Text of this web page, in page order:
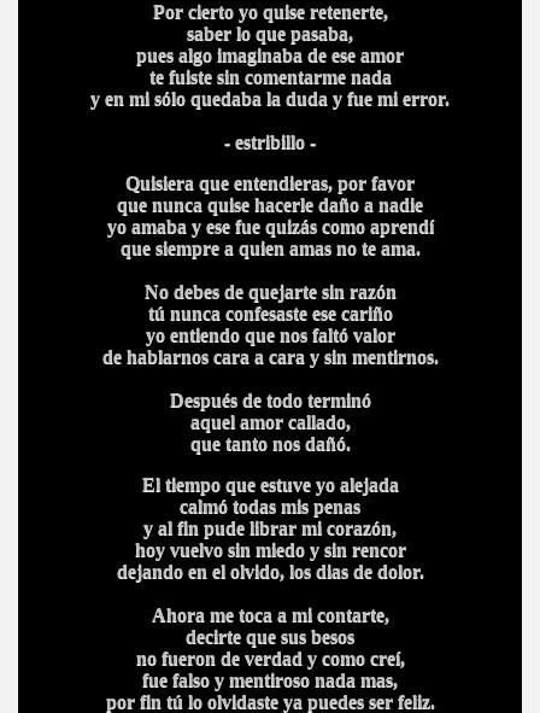
Por cierto yo quise retenerte,
saber lo que pasaba,
pues algo imaginaba de ese amor
te fuiste sin comentarme nada
y en mi sólo quedaba la duda y fue mi error.
- estribillo -
Quisiera que entendieras, por favor
que nunca quise hacerle daño a nadie
yo amaba y ese fue quizás como aprendí
que siempre a quien amas no te ama.
No debes de quejarte sin razón
tú nunca confesaste ese cariño
yo entiendo que nos faltó valor
de hablarnos cara a cara y sin mentirnos.
Después de todo terminó
aquel amor callado,
que tanto nos dañó.
El tiempo que estuve yo alejada
calmó todas mis penas
y al fin pude librar mi corazón,
hoy vuelvo sin miedo y sin rencor
dejando en el olvido, los dias de dolor.
Ahora me toca a mi contarte,
decirte que sus besos
no fueron de verdad y como creí,
fue falso y mentiroso nada mas,
por fin tú lo olvidaste ya puedes ser feliz.